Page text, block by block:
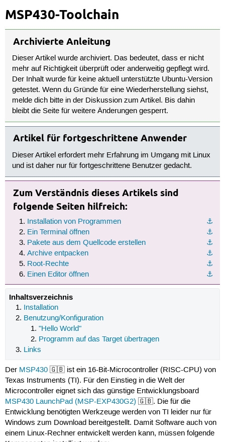
MSP430-Toolchain
Archivierte Anleitung
Dieser Artikel wurde archiviert. Das bedeutet, dass er nicht
mehr auf Richtigkeit überprüft oder anderweitig gepflegt wird.
Der Inhalt wurde für keine aktuell unterstützte Ubuntu-Version
getestet. Wenn du Gründe für eine Wiederherstellung siehst,
melde dich bitte in der Diskussion zum Artikel. Bis dahin
bleibt die Seite für weitere Änderungen gesperrt.
Artikel für fortgeschrittene Anwender
Dieser Artikel erfordert mehr Erfahrung im Umgang mit Linux
und ist daher nur für fortgeschrittene Benutzer gedacht.
Zum Verständnis dieses Artikels sind
folgende Seiten hilfreich:
⚓︎
Installation von Programmen
⚓︎
Ein Terminal öffnen
⚓︎
Pakete aus dem Quellcode erstellen
⚓︎
Archive entpacken
⚓︎
Root-Rechte
⚓︎
Einen Editor öffnen
Inhaltsverzeichnis
Installation
Benutzung/Konfiguration
"Hello World"
Programm auf das Target übertragen
Links
Der MSP430🇬🇧 ist ein 16-Bit-Microcontroller (RISC-CPU) von
Texas Instruments (TI). Für den Einstieg in die Welt der
Microcontroller eignet sich das günstige Entwicklungsboard
MSP430 LaunchPad (MSP-EXP430G2) 🇬🇧. Die für die
Entwicklung benötigten Werkzeuge werden von TI leider nur für
Windows zum Download bereitgestellt. Damit Software auch von
einem Linux-Rechner entwickelt werden kann, müssen folgende